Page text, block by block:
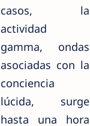
casos, la
actividad
gamma, ondas
asociadas con la
conciencia
lúcida, surge
hasta una hora